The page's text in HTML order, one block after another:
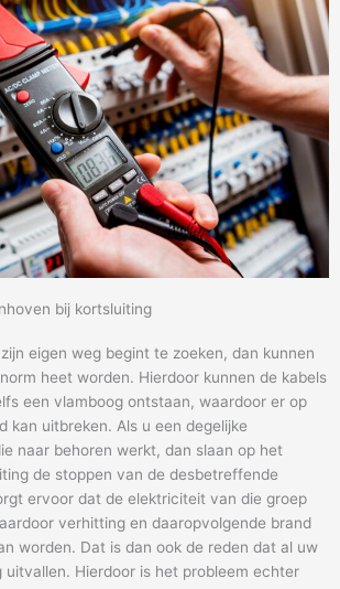
bij kortsluiting
eigen weg begint te zoeken, dan kunnen
heet worden. Hierdoor kunnen de kabels
een vlamboog ontstaan, waardoor er op
kan uitbreken. Als u een degelijke
naar behoren werkt, dan slaan op het
de stoppen van de desbetreffende
ervoor dat de elektriciteit van die groep
verhitting en daaropvolgende brand
worden. Dat is dan ook de reden dat al uw
uitvallen. Hierdoor is het probleem echter